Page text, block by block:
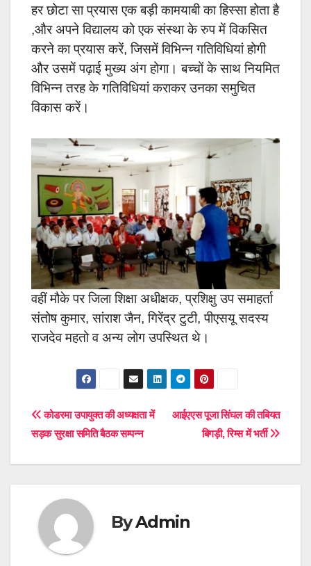
हर छोटा सा प्रयास एक बड़ी कामयाबी का हिस्सा होता है
,और अपने विद्यालय को एक संस्था के रुप में विकसित
करने का प्रयास करें, जिसमें विभिन्न गतिविधियां होगी
और उसमें पढ़ाई मुख्य अंग होगा। बच्चों के साथ नियमित
विभिन्न तरह के गतिविधियां कराकर उनका समुचित
विकास करें।
वहीं मौके पर जिला शिक्षा अधीक्षक, प्रशिक्षु उप समाहर्ता
संतोष कुमार, सांराश जैन, गिरेंद्र टुटी, पीएसयू सदस्य
राजदेव महतो व अन्य लोग उपस्थित थे।
Post
navigation
आईएएस पूजा सिंघल की तबियत
बिगड़ी, रिम्स में भर्ती
कोडरमा उपायुक्त की अध्यक्षता में
सड़क सुरक्षा समिति बैठक सम्पन्न
ByAdmin